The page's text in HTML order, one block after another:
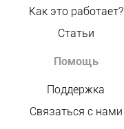
Как это работает?
Статьи
Помощь
Поддержка
Связаться с нами